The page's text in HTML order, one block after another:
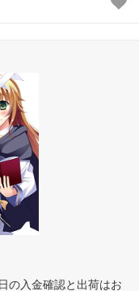
の入金確認と出荷はお